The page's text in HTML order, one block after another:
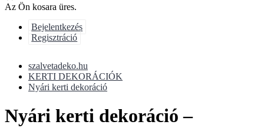
Az Ön kosara üres.
Bejelentkezés
Regisztráció
szalvetadeko.hu
KERTI DEKORÁCIÓK
Nyári kerti dekoráció
Nyári kerti dekoráció –